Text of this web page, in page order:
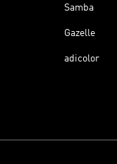
Samba
Gazelle
adicolor